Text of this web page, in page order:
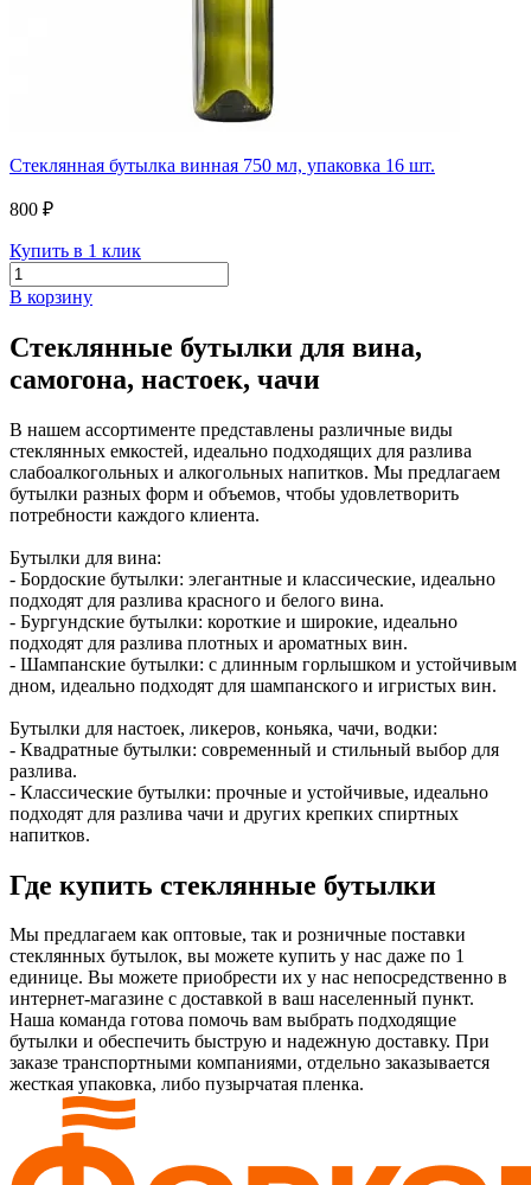
Стеклянная бутылка винная 750 мл, упаковка 16 шт.
800 ₽
Купить в 1 клик
В корзину
Стеклянные бутылки для вина,
самогона, настоек, чачи
В нашем ассортименте представлены различные виды
стеклянных емкостей, идеально подходящих для разлива
слабоалкогольных и алкогольных напитков. Мы предлагаем
бутылки разных форм и объемов, чтобы удовлетворить
потребности каждого клиента.
Бутылки для вина:
- Бордоские бутылки: элегантные и классические, идеально
подходят для разлива красного и белого вина.
- Бургундские бутылки: короткие и широкие, идеально
подходят для разлива плотных и ароматных вин.
- Шампанские бутылки: с длинным горлышком и устойчивым
дном, идеально подходят для шампанского и игристых вин.
Бутылки для настоек, ликеров, коньяка, чачи, водки:
- Квадратные бутылки: современный и стильный выбор для
разлива.
- Классические бутылки: прочные и устойчивые, идеально
подходят для разлива чачи и других крепких спиртных
напитков.
Где купить стеклянные бутылки
Мы предлагаем как оптовые, так и розничные поставки
стеклянных бутылок, вы можете купить у нас даже по 1
единице. Вы можете приобрести их у нас непосредственно в
интернет-магазине с доставкой в ваш населенный пункт.
Наша команда готова помочь вам выбрать подходящие
бутылки и обеспечить быструю и надежную доставку. При
заказе транспортными компаниями, отдельно заказывается
жесткая упаковка, либо пузырчатая пленка.